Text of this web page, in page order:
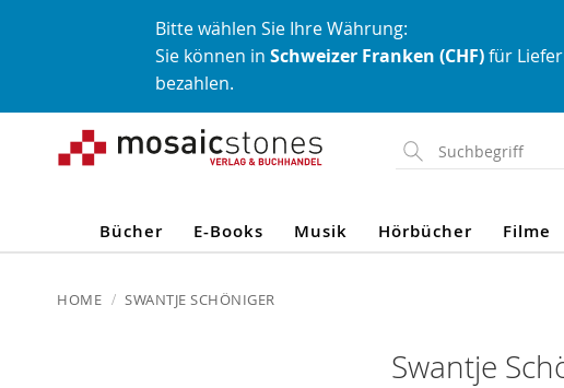
Bitte wählen Sie Ihre Währung:
Sie können in Schweizer Franken (CHF)für
bezahlen.
Direkt
zum
Bücher E-Books Musik Hörbücher Filme
HOME SWANTJE SCHÖNIGER
Swantje